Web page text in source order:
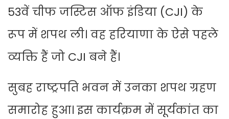
53वें चीफ जस्टिस ऑफ इंडिया (CJI) के
रूप में शपथ ली। वह हरियाणा के ऐसे पहले
व्यक्ति हैं जो CJI बने हैं।
सुबह राष्ट्रपति भवन में उनका शपथ ग्रहण
समारोह हुआ। इस कार्यक्रम में सूर्यकांत का